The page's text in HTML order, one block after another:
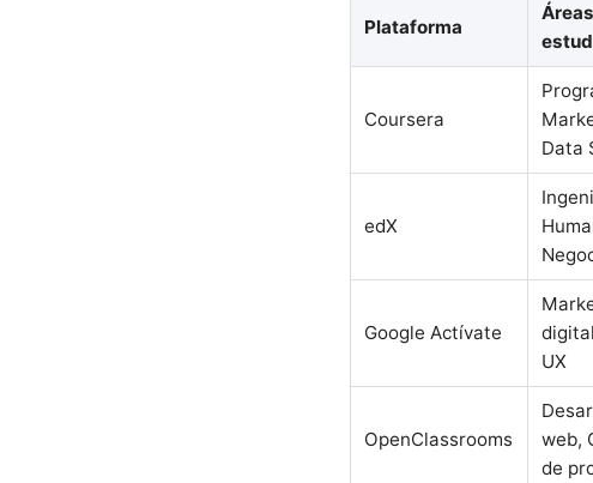
Plataforma
Coursera
Data
edX
Google Actívate
UX
OpenClassrooms
web,
de